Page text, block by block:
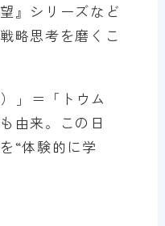
』シリーズなど
略思考を磨くこ
」＝「トウム
由来。この日
“体験的に学